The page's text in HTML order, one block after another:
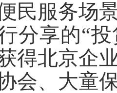
民服务场
分享的“
得北京企
会、大童